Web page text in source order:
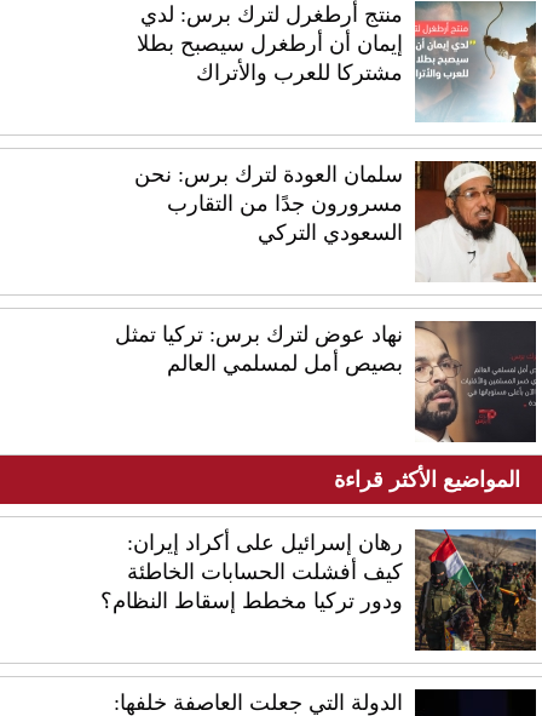
منتج أرطغرل لترك برس: لدي
إيمان أن أرطغرل سيصبح بطلا
مشتركا للعرب والأتراك
سلمان العودة لترك برس: نحن
مسرورون جدًا من التقارب
السعودي التركي
نهاد عوض لترك برس: تركيا تمثل
بصيص أمل لمسلمي العالم
المواضيع الأكثر قراءة
رهان إسرائيل على أكراد إيران:
كيف أفشلت الحسابات الخاطئة
ودور تركيا مخطط إسقاط النظام؟
الدولة التي جعلت العاصفة خلفها: